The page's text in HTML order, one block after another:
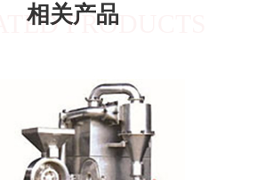
相关产品
PRODUCTS